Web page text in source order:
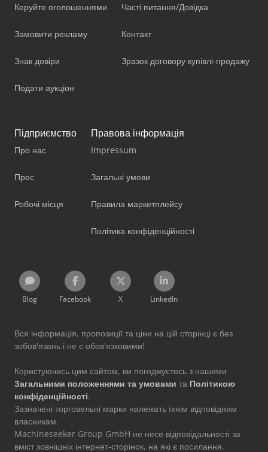
Керуйте оголошеннями
Замовити рекламу
Знак довіри
Подати аукціон
Часті питання/Довідка
Контакт
Зразок договору купівлі-продажу
Підприємство
Про нас
Прес
Робочі місця
Правова інформація
Impressum
Загальні умови
Правила маркетплейсу
Політика конфіденційності
Blog Facebook X LinkedIn
Вся інформація, пропозиції та ціни на цій сторінці є без
зобов'язань і не є обов'язковими!
Користуючись цим сайтом, ви погоджуєтесь з нашими
Загальними положеннями та умовами та Політикою
конфіденційності.
Зазначені торговельні марки належать їхнім відповідним
власникам.
Machineseeker Group GmbH не несе відповідальності за
вміст зовнішніх інтернет-сторінок, на які є посилання.